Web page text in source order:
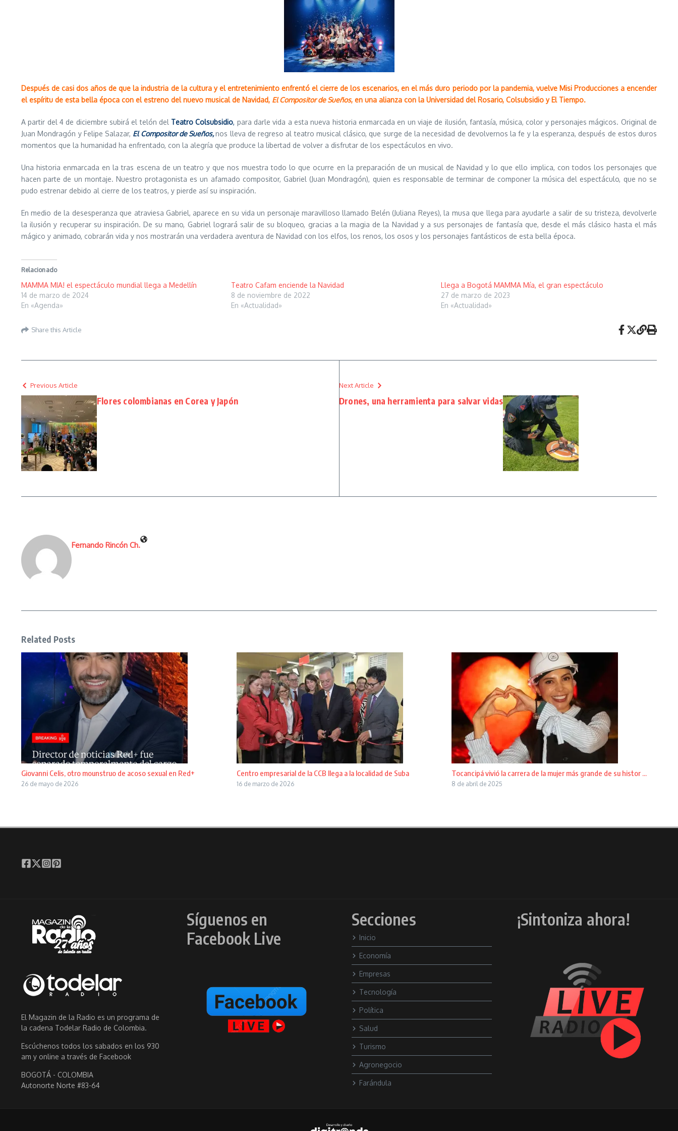
Después de casi dos años de que la industria de la cultura y el entretenimiento enfrentó el cierre de los escenarios, en el más duro periodo por la pandemia, vuelve Misi Producciones a encender
el espíritu de esta bella época con el estreno del nuevo musical de Navidad, El Compositor de Sueños, en una alianza con la Universidad del Rosario, Colsubsidio y El Tiempo.
A partir del 4 de diciembre subirá el telón del Teatro Colsubsidio, para darle vida a esta nueva historia enmarcada en un viaje de ilusión, fantasía, música, color y personajes mágicos. Original de
Juan Mondragón y Felipe Salazar, El Compositor de Sueños,nos lleva de regreso al teatro musical clásico, que surge de la necesidad de devolvernos la fe y la esperanza, después de estos duros
momentos que la humanidad ha enfrentado, con la alegría que produce la libertad de volver a disfrutar de los espectáculos en vivo.
Una historia enmarcada en la tras escena de un teatro y que nos muestra todo lo que ocurre en la preparación de un musical de Navidad y lo que ello implica, con todos los personajes que
hacen parte de un montaje. Nuestro protagonista es un afamado compositor, Gabriel (Juan Mondragón), quien es responsable de terminar de componer la música del espectáculo, que no se
pudo estrenar debido al cierre de los teatros, y pierde así su inspiración.
En medio de la desesperanza que atraviesa Gabriel, aparece en su vida un personaje maravilloso llamado Belén (Juliana Reyes), la musa que llega para ayudarle a salir de su tristeza, devolverle
la ilusión y recuperar su inspiración. De su mano, Gabriel logrará salir de su bloqueo, gracias a la magia de la Navidad y a sus personajes de fantasía que, desde el más clásico hasta el más
mágico y animado, cobrarán vida y nos mostrarán una verdadera aventura de Navidad con los elfos, los renos, los osos y los personajes fantásticos de esta bella época.
Relacionado
MAMMA MIA! el espectáculo mundial llega a Medellín
14 de marzo de 2024
En «Agenda»
Teatro Cafam enciende la Navidad
8 de noviembre de 2022
En «Actualidad»
Llega a Bogotá MAMMA Mía, el gran espectáculo
27 de marzo de 2023
En «Actualidad»
Share this Article
Previous Article
Flores colombianas en Corea y Japón
Next Article
Drones, una herramienta para salvar vidas
Fernando Rincón Ch.
Related Posts
Giovanni Celis, otro mounstruo de acoso sexual en Red+
26 de mayo de 2026
Centro empresarial de la CCB llega a la localidad de Suba
16 de marzo de 2026
Tocancipá vivió la carrera de la mujer más grande de su histor ...
8 de abril de 2025
El Magazin de la Radio es un programa de
la cadena Todelar Radio de Colombia.
Escúchenos todos los sabados en los 930
am y online a través de Facebook
BOGOTÁ - COLOMBIA
Autonorte Norte #83-64
Síguenos en
Facebook Live
Secciones
Inicio
Economía
Empresas
Tecnología
Política
Salud
Turismo
Agronegocio
Farándula
¡Sintoniza ahora!